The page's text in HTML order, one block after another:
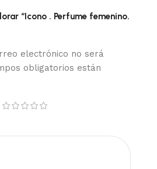
“Icono . Perfume femenino.
electrónico no será
obligatorios están